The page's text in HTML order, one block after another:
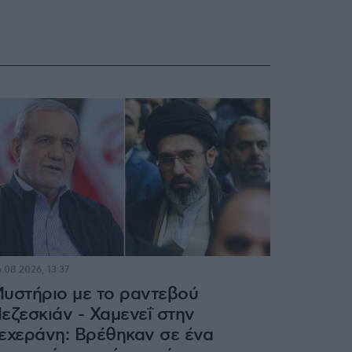
με το ραντεβού
- Χαμενεΐ στην
Βρέθηκαν σε ένα
13:37